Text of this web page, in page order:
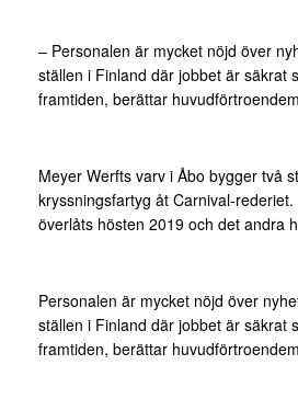
– Personalen är mycket nöjd över
ställen i Finland där jobbet är säkrat
framtiden, berättar
Meyer Werfts varv i Åbo bygger två
kryssningsfartyg åt Carnival-
överlåts hösten 2019 och det andra
Personalen är mycket nöjd över
ställen i Finland där jobbet är säkrat
framtiden, berättar